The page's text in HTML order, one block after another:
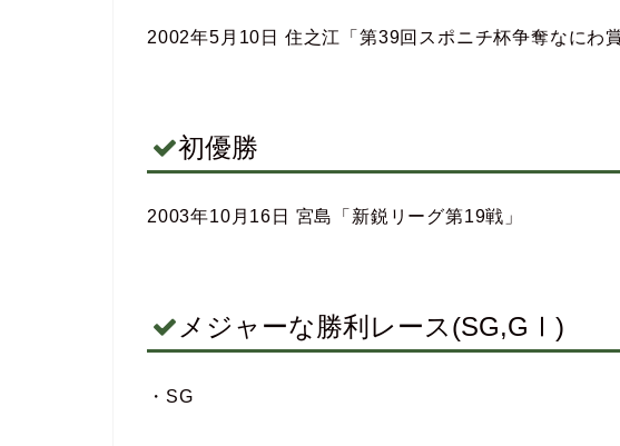
2002年5月10日 住之江「第39回スポニチ杯争奪なにわ賞
初優勝
2003年10月16日 宮島「新鋭リーグ第19戦」
メジャーな勝利レース(SG,GⅠ)
・SG